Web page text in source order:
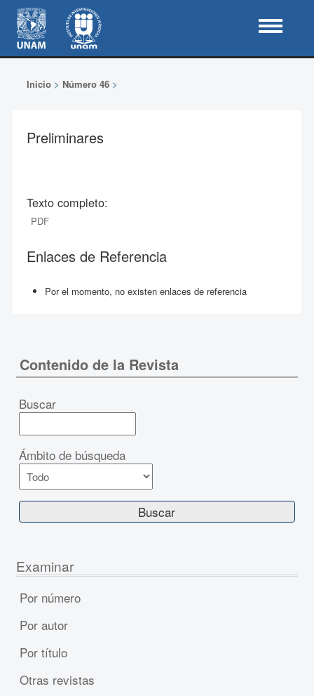
Inicio> Número 46>
Preliminares
Texto completo:
PDF
Enlaces de Referencia
Por el momento, no existen enlaces de referencia
Contenido de la Revista
Buscar
Ámbito de búsqueda
Examinar
Por número
Por autor
Por título
Otras revistas